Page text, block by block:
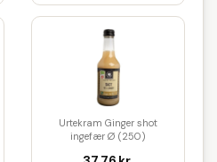
Urtekram Ginger shot
ingefær Ø (250)